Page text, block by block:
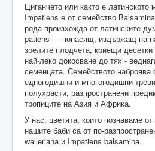
Циганчето или както е латинското
Impatiens е от семейство
рода произхожда от латинските
patiens — понасящ, издържащ на
зрелите плодчета, криещи
най-леко докосване до тях -
семенцата. Семейството наброява
едногодишни и многогодишни
полухрасти, разпространени
тропиците на Азия и Африка.
У нас, цветята, които познаваме
нашите баби са от по-
walleriana и Impatiens balsamina.